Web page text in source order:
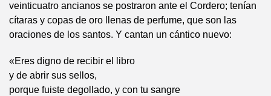
veinticuatro ancianos se postraron ante el Cordero; tenían
cítaras y copas de oro llenas de perfume, que son las
oraciones de los santos. Y cantan un cántico nuevo:
«Eres digno de recibir el libro
y de abrir sus sellos,
porque fuiste degollado, y con tu sangre